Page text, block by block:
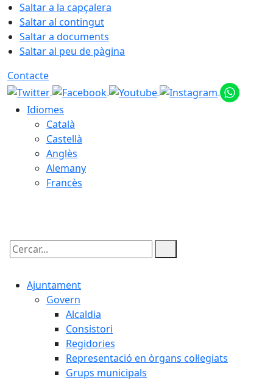
Saltar a la capçalera
Saltar al contingut
Saltar a documents
Saltar al peu de pàgina
Contacte
Idiomes
Català
Castellà
Anglès
Alemany
Francès
Cercar:
Ajuntament
Govern
Alcaldia
Consistori
Regidories
Representació en òrgans col·legiats
Grups municipals